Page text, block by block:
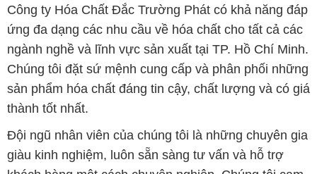
Công ty Hóa Chất Đắc Trường Phát có khả năng đáp
ứng đa dạng các nhu cầu về hóa chất cho tất cả các
ngành nghề và lĩnh vực sản xuất tại TP. Hồ Chí Minh.
Chúng tôi đặt sứ mệnh cung cấp và phân phối những
sản phẩm hóa chất đáng tin cậy, chất lượng và có giá
thành tốt nhất.
Đội ngũ nhân viên của chúng tôi là những chuyên gia
giàu kinh nghiệm, luôn sẵn sàng tư vấn và hỗ trợ